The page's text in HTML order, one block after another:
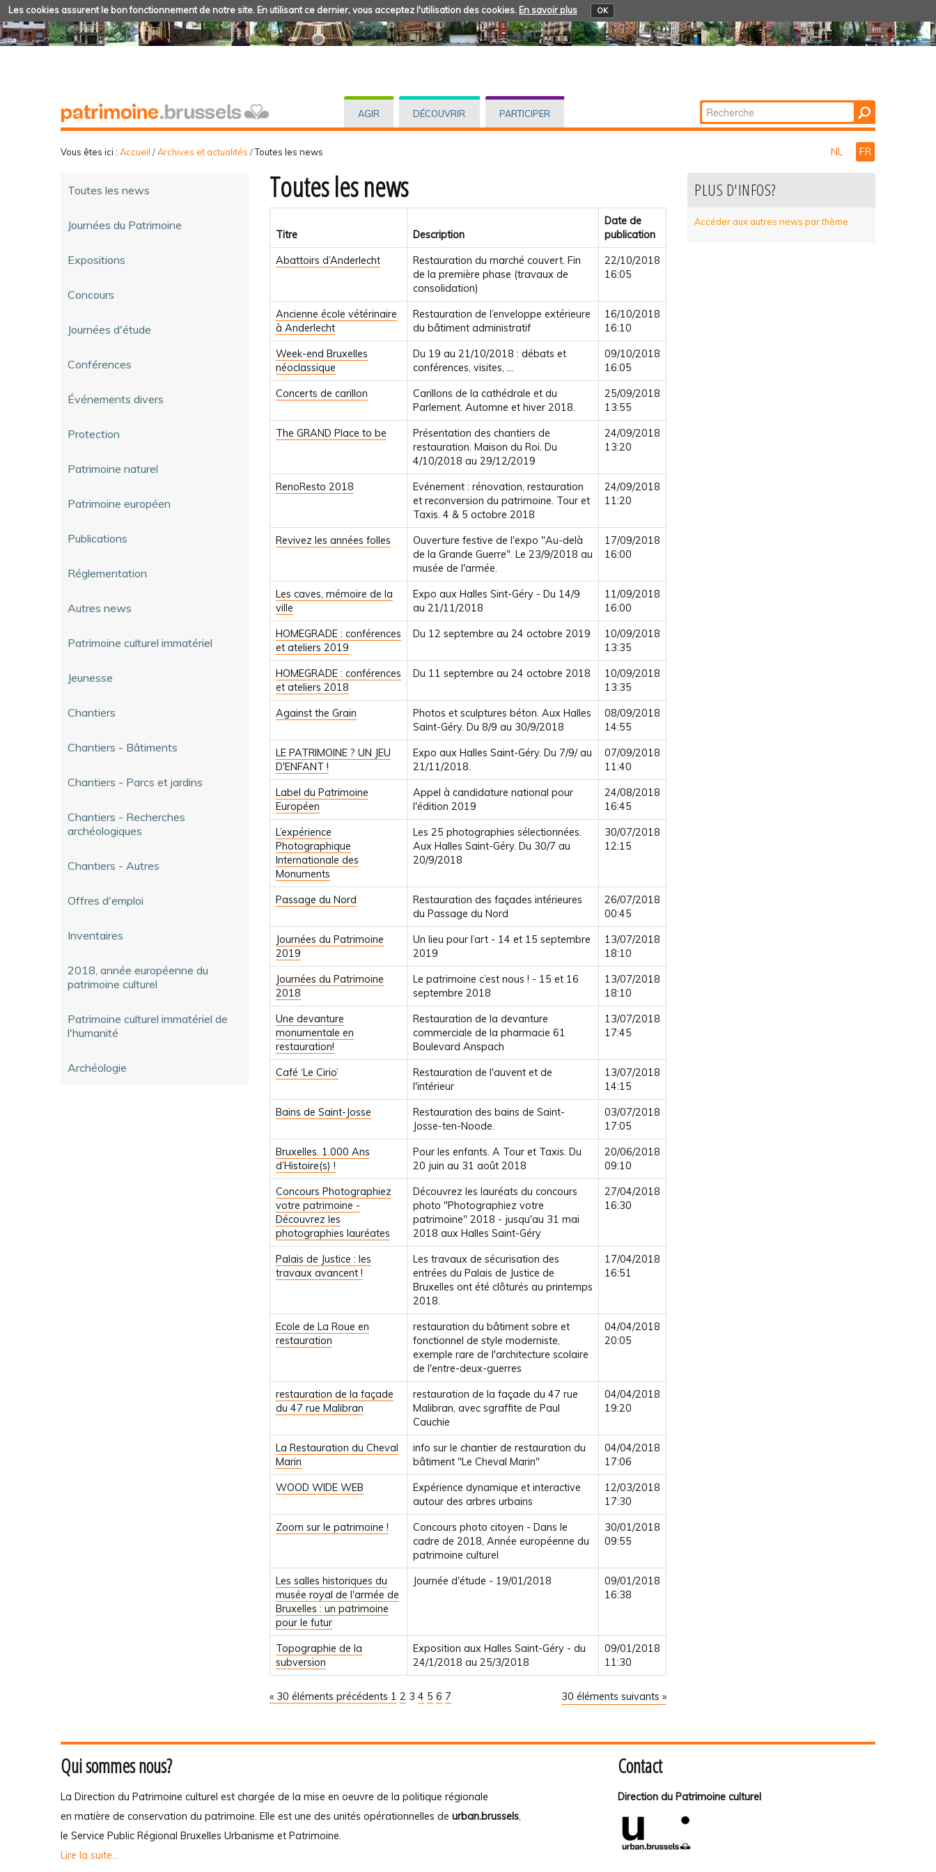
Les cookies assurent le bon fonctionnement de notre site. En utilisant ce dernier, vous acceptez l'utilisation des cookies. En savoir plus OK
AGIR DÉCOUVRIR PARTICIPER Chercher par
Recherche
Vous êtes ici : Accueil /Archives et actualités /Toutes les news NL FR
Toutes les news
Journées du Patrimoine
Expositions
Concours
Journées d'étude
Conférences
Événements divers
Protection
Patrimoine naturel
Patrimoine européen
Publications
Réglementation
Autres news
Patrimoine culturel immatériel
Jeunesse
Chantiers
Chantiers - Bâtiments
Chantiers - Parcs et jardins
Chantiers - Recherches
archéologiques
Chantiers - Autres
Offres d'emploi
Inventaires
2018, année européenne du
patrimoine culturel
Patrimoine culturel immatériel de
l'humanité
Archéologie
Toutes les news
Titre Description
Date de
publication
Abattoirs d’Anderlecht
Restauration du marché couvert. Fin
de la première phase (travaux de
consolidation)
22/10/2018
16:05
Ancienne école vétérinaire
à Anderlecht
Restauration de l’enveloppe extérieure
du bâtiment administratif
16/10/2018
16:10
Week-end Bruxelles
néoclassique
Du 19 au 21/10/2018 : débats et
conférences, visites, ...
09/10/2018
16:05
Concerts de carillon
Carillons de la cathédrale et du
Parlement. Automne et hiver 2018.
25/09/2018
13:55
The GRAND Place to be
Présentation des chantiers de
restauration. Maison du Roi. Du
4/10/2018 au 29/12/2019
24/09/2018
13:20
RenoResto 2018
Evénement : rénovation, restauration
et reconversion du patrimoine. Tour et
Taxis. 4 & 5 octobre 2018
24/09/2018
11:20
Revivez les années folles
Ouverture festive de l'expo "Au-delà
de la Grande Guerre". Le 23/9/2018 au
musée de l'armée.
17/09/2018
16:00
Les caves, mémoire de la
ville
Expo aux Halles Sint-Géry - Du 14/9
au 21/11/2018
11/09/2018
16:00
HOMEGRADE : conférences
et ateliers 2019
Du 12 septembre au 24 octobre 2019
10/09/2018
13:35
HOMEGRADE : conférences
et ateliers 2018
Du 11 septembre au 24 octobre 2018
10/09/2018
13:35
Against the Grain
Photos et sculptures béton. Aux Halles
Saint-Géry. Du 8/9 au 30/9/2018
08/09/2018
14:55
LE PATRIMOINE ? UN JEU
D'ENFANT !
Expo aux Halles Saint-Géry. Du 7/9/ au
21/11/2018.
07/09/2018
11:40
Label du Patrimoine
Européen
Appel à candidature national pour
l'édition 2019
24/08/2018
16:45
L’expérience
Photographique
Internationale des
Monuments
Les 25 photographies sélectionnées.
Aux Halles Saint-Géry. Du 30/7 au
20/9/2018
30/07/2018
12:15
Passage du Nord
Restauration des façades intérieures
du Passage du Nord
26/07/2018
00:45
Journées du Patrimoine
2019
Un lieu pour l’art - 14 et 15 septembre
2019
13/07/2018
18:10
Journées du Patrimoine
2018
Le patrimoine c’est nous ! - 15 et 16
septembre 2018
13/07/2018
18:10
Une devanture
monumentale en
restauration!
Restauration de la devanture
commerciale de la pharmacie 61
Boulevard Anspach
13/07/2018
17:45
Café ‘Le Cirio’
Restauration de l'auvent et de
l'intérieur
13/07/2018
14:15
Bains de Saint-Josse
Restauration des bains de Saint-
Josse-ten-Noode.
03/07/2018
17:05
Bruxelles. 1.000 Ans
d’Histoire(s) !
Pour les enfants. A Tour et Taxis. Du
20 juin au 31 août 2018
20/06/2018
09:10
Concours Photographiez
votre patrimoine -
Découvrez les
photographies lauréates
Découvrez les lauréats du concours
photo "Photographiez votre
patrimoine" 2018 - jusqu'au 31 mai
2018 aux Halles Saint-Géry
27/04/2018
16:30
Palais de Justice : les
travaux avancent !
Les travaux de sécurisation des
entrées du Palais de Justice de
Bruxelles ont été clôturés au printemps
2018.
17/04/2018
16:51
Ecole de La Roue en
restauration
restauration du bâtiment sobre et
fonctionnel de style moderniste,
exemple rare de l'architecture scolaire
de l'entre-deux-guerres
04/04/2018
20:05
restauration de la façade
du 47 rue Malibran
restauration de la façade du 47 rue
Malibran, avec sgraffite de Paul
Cauchie
04/04/2018
19:20
La Restauration du Cheval
Marin
info sur le chantier de restauration du
bâtiment "Le Cheval Marin"
04/04/2018
17:06
WOOD WIDE WEB
Expérience dynamique et interactive
autour des arbres urbains
12/03/2018
17:30
Zoom sur le patrimoine !
Concours photo citoyen - Dans le
cadre de 2018, Année européenne du
patrimoine culturel
30/01/2018
09:55
Les salles historiques du
musée royal de l'armée de
Bruxelles : un patrimoine
pour le futur
Journée d'étude - 19/01/2018
09/01/2018
16:38
Topographie de la
subversion
Exposition aux Halles Saint-Géry - du
24/1/2018 au 25/3/2018
09/01/2018
11:30
« 30 éléments précédents 30 éléments suivants »
1 2 3 4 5 6 7
PLUS D'INFOS?
Accéder aux autres news par thème
Qui sommes nous?
La Direction du Patrimoine culturel est chargée de la mise en oeuvre de la politique régionale
en matière de conservation du patrimoine. Elle est une des unités opérationnelles de urban.brussels,
le Service Public Régional Bruxelles Urbanisme et Patrimoine.
Lire la suite...
Contact
Direction du Patrimoine culturel